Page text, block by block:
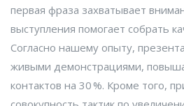
первая фраза захватывает
выступления помогает собрать
Согласно нашему опыту,
живыми демонстрациями,
контактов на 30 %. Кроме того,